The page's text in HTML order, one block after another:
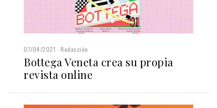
07/04/2021 Redacción
Bottega Veneta crea su propia
revista online